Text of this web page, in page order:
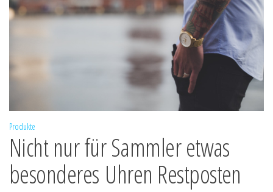
Produkte
Nicht nur für Sammler etwas
besonderes Uhren Restposten